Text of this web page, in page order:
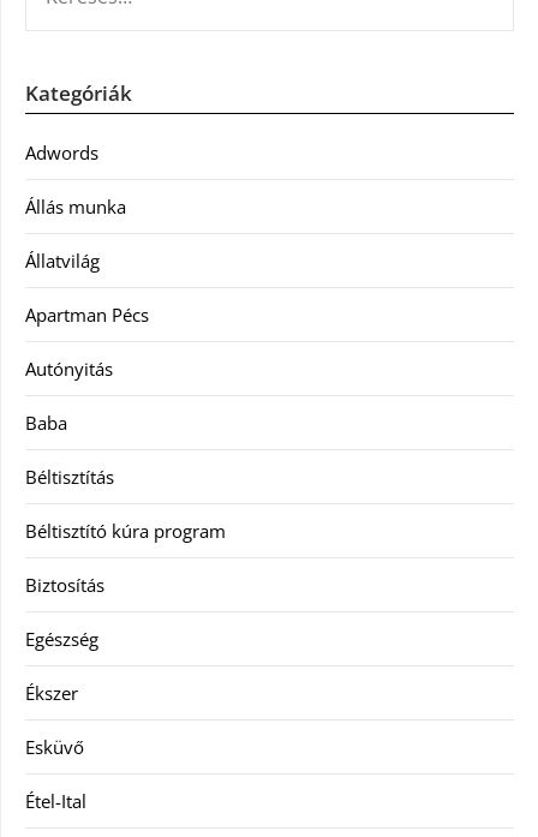
Kategóriák
Adwords
Állás munka
Állatvilág
Apartman Pécs
Autónyitás
Baba
Béltisztítás
Béltisztító kúra program
Biztosítás
Egészség
Ékszer
Esküvő
Étel-Ital